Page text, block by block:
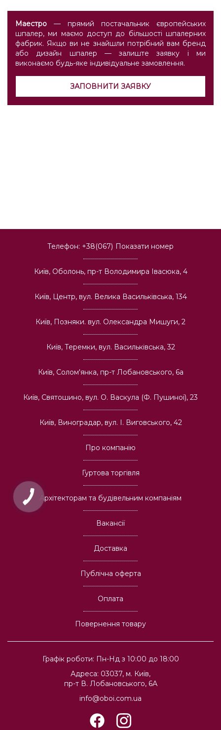
Маестро — прямий постачальник європейських
шпалер, ми маємо доступ до більшості шпалерних
фабрик. Якщо ви не знайшли потрібний вам бренд
або дизайн шпалер — залиште заявку і ми
виконаємо будь-яке індивідуальне замовлення.
ЗАПОВНИТИ ЗАЯВКУ
Телефон: +38(067) Показати номер
Київ, Оболонь, пр-т Володимира Івасюка, 4
Київ, Центр, вул. Велика Васильківська, 134
Київ, Позняки. вул. Олександра Мишуги, 2
Київ, Теремки, вул. Васильківська, 32
Київ, Солом'янка, пр-т Лобановського, 6а
Київ, Святошино, вул. О. Васкула (Ф. Пушиної), 23
Київ, Виноградар, вул. І. Виговського, 42
Графік роботи: Пн-Нд з 10:00 до 18:00
Адреса: 03037, м. Київ,
пр-т В. Лобановського, 6А
info@oboi.com.ua
Про компанію
Гуртова торгівля
Архітекторам та будівельним компаніям
Вакансії
Доставка
Публічна оферта
Оплата
Повернення товару